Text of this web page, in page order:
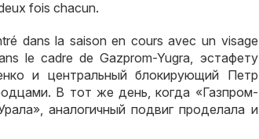
fois chacun.
dans la saison en cours avec un visage
le cadre de Gazprom-Yugra, эстафету
и центральный блокирующий Петр
. В тот же день,когда «Газпром-
,аналогичный подвиг проделала и